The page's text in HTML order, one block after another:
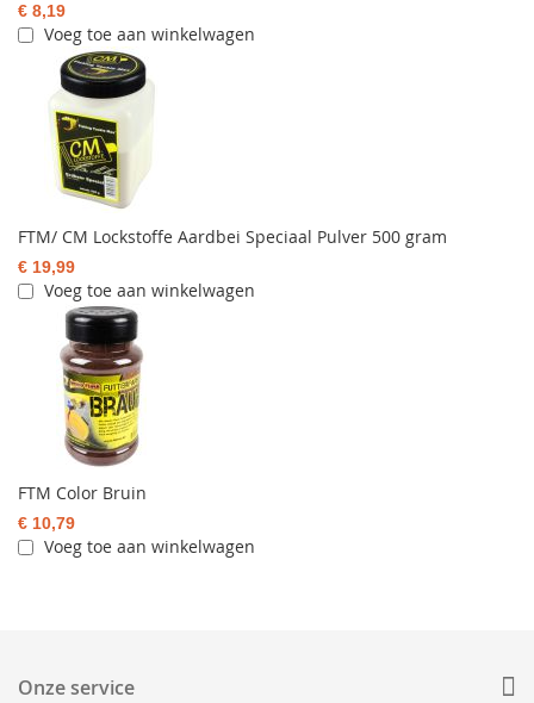
€ 8,19
Voeg toe aan winkelwagen
FTM/ CM Lockstoffe Aardbei Speciaal Pulver 500 gram
€ 19,99
Voeg toe aan winkelwagen
FTM Color Bruin
€ 10,79
Voeg toe aan winkelwagen
Onze service